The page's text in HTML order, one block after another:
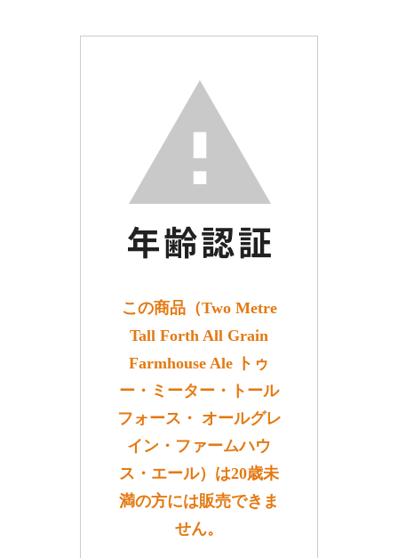
この商品（Two Metre
Tall Forth All Grain
Farmhouse Ale トゥ
ー・ミーター・トール
フォース・ オールグレ
イン・ファームハウ
ス・エール）は20歳未
満の方には販売できま
せん。